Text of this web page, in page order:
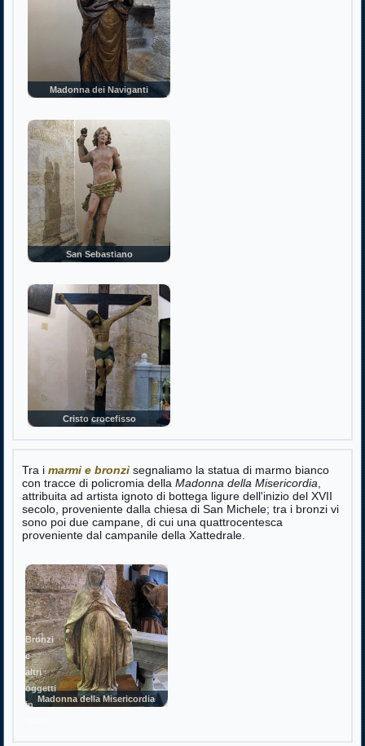
Madonna dei Naviganti
San Sebastiano
Cristo crocefisso
Tra imarmi e bronzi segnaliamo la statua di marmo bianco
con tracce di policromia dellaMadonna della Misericordia
attribuita ad artista ignoto di bottega ligure dell'inizio del XVII
secolo, proveniente dalla chiesa di San Michele; tra i bronzi vi
sono poi due campane, di cui una quattrocentesca
proveniente dal campanile della Xattedrale.
Madonna della Misericordia
Bronzi
e
altri
oggetti
in